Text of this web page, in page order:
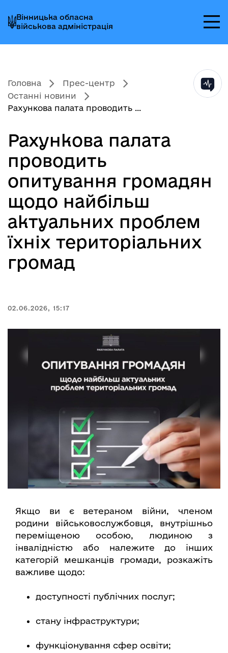
до
головного
меню
до
головного
вмісту
до
головного
колонтитула
Вінницька обласна
військова адміністрація
Головна
Прес-центр
Останні новини
Рахункова палата проводить ...
Рахункова палата
проводить
опитування громадян
щодо найбільш
актуальних проблем
їхніх територіальних
громад
02.06.2026, 15:17
Якщо ви є ветераном війни, членом
родини військовослужбовця, внутрішньо
переміщеною особою, людиною з
інвалідністю або належите до інших
категорій мешканців громади, розкажіть
важливе щодо:
доступності публічних послуг;
стану інфраструктури;
функціонування сфер освіти;